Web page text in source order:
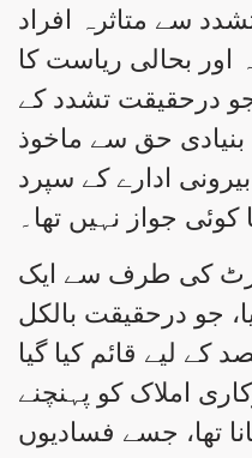
سے متاثرہ افراد
اور بحالی ریاست کا
درحقیقت تشدد کے
بنیادی حق سے ماخوذ
ادارے کے سپرد
کوئی جواز نہیں تھا۔
کی طرف سے ایک
جو درحقیقت بالکل
کے لیے قائم کیا گیا
املاک کو پہنچنے
تھا، جسے فسادیوں